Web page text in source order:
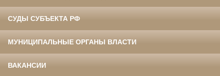
СУДЫ СУБЪЕКТА РФ
МУНИЦИПАЛЬНЫЕ ОРГАНЫ ВЛАСТИ
ВАКАНСИИ